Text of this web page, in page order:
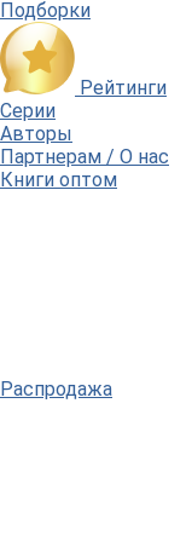
Подборки
Рейтинги
Серии
Авторы
Партнерам / О нас
Книги оптом
Распродажа